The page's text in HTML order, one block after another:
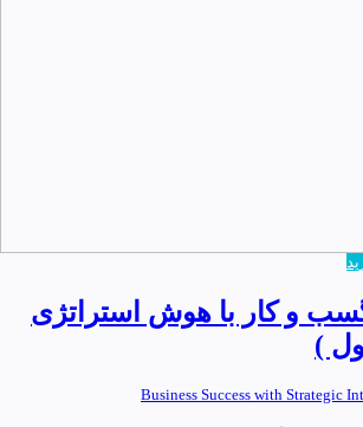
و کار با هوش استراتژی
)
Business Success with Strategic